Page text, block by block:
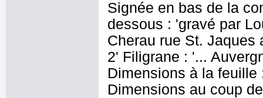
Signée en bas de la
dessous : 'gravé par
Cherau rue St. Jaques
2' Filigrane : '...
Dimensions à la feuille
Dimensions au coup